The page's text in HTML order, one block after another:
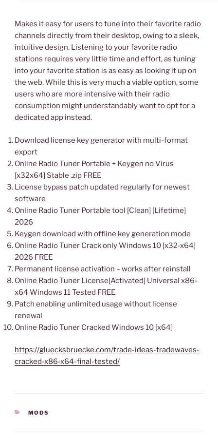
Makes it easy for users to tune into their favorite radio
channels directly from their desktop, owing to a sleek,
intuitive design. Listening to your favorite radio
stations requires very little time and effort, as tuning
into your favorite station is as easy as looking it up on
the web. While this is very much a viable option, some
users who are more intensive with their radio
consumption might understandably want to opt for a
dedicated app instead.
Download license key generator with multi-format
export
Online Radio Tuner Portable + Keygen no Virus
[x32x64] Stable .zip FREE
License bypass patch updated regularly for newest
software
Online Radio Tuner Portable tool [Clean] [Lifetime]
2026
Keygen download with offline key generation mode
Online Radio Tuner Crack only Windows 10 [x32-x64]
2026 FREE
Permanent license activation – works after reinstall
Online Radio Tuner License[Activated] Universal x86-
x64 Windows 11 Tested FREE
Patch enabling unlimited usage without license
renewal
Online Radio Tuner Cracked Windows 10 [x64]
https://gluecksbruecke.com/trade-ideas-tradewaves-
cracked-x86-x64-final-tested/
KATEGORIEN
MODS